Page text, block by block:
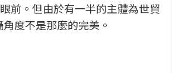
前。但由於有一半的主體為世貿
度不是那麼的完美。